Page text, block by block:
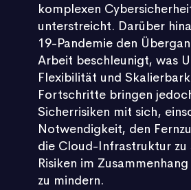
komplexen
unterstreicht. Darüber
19-Pandemie den
Arbeit beschleunigt, was
Flexibilität und
Fortschritte bringen
Sicherrisiken mit sich,
Notwendigkeit, den
die Cloud-Infrastruktur zu
Risiken im
zu mindern.